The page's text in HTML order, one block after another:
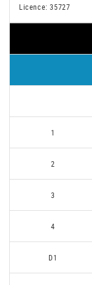
Licence: 35727
1
2
3
4
D1